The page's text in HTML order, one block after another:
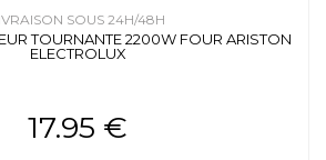
SOUS 24H/48H
TOURNANTE 2200W FOUR ARISTON
ELECTROLUX
17.95 €